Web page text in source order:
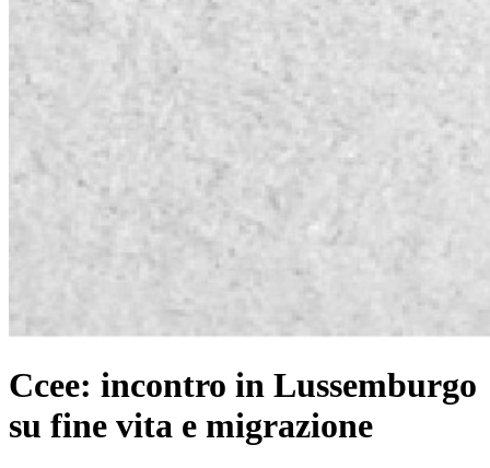
Ccee: incontro in Lussemburgo
su fine vita e migrazione